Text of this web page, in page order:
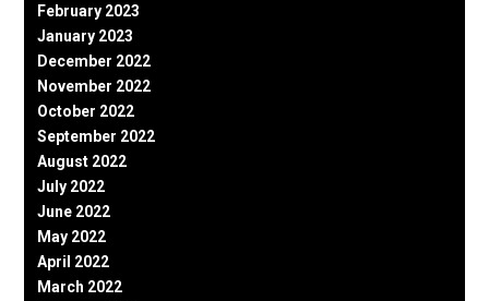
February 2023
January 2023
December 2022
November 2022
October 2022
September 2022
August 2022
July 2022
June 2022
May 2022
April 2022
March 2022